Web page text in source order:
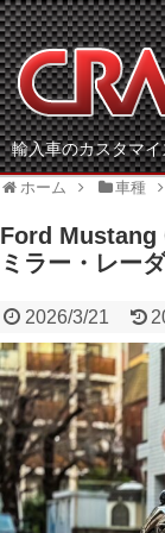
輸入車のカスタマ
ホーム 車種
Ford Mustang
ミラー・レー
2026/3/21